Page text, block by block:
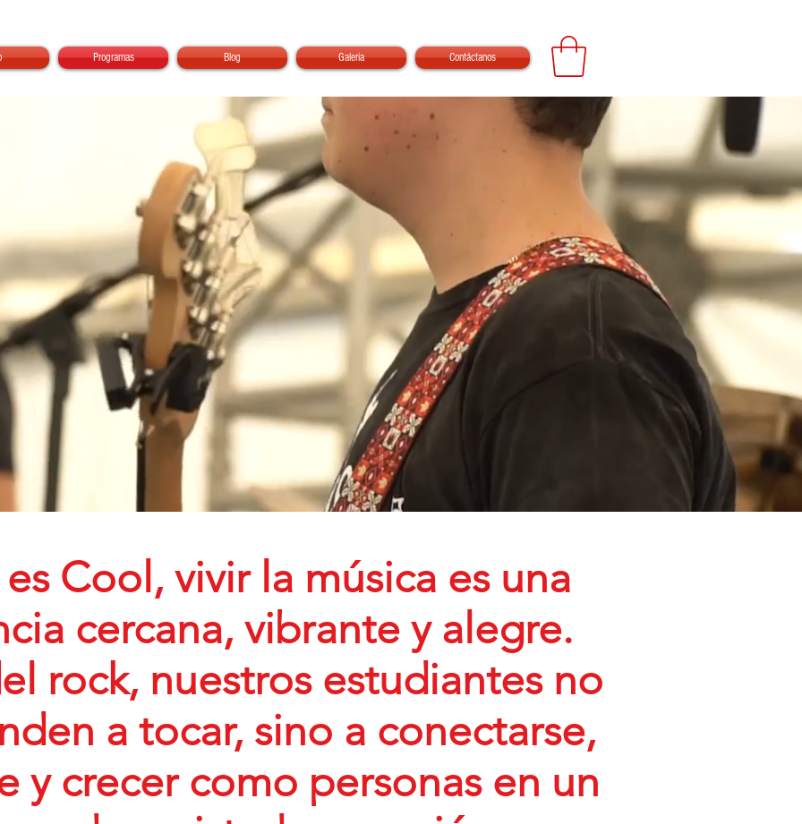
Programas Blog Galeria Contáctanos
Cool, vivir la música es una
cercana, vibrante y alegre.
rock, nuestros estudiantes no
a tocar, sino a conectarse,
y crecer como personas en un